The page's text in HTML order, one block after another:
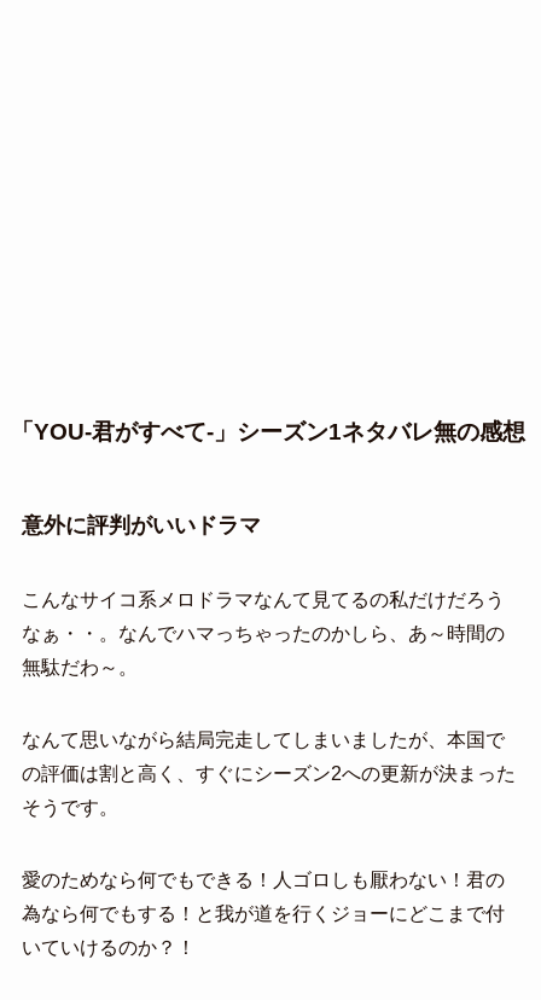
「YOU-君がすべて-」シーズン1ネタバレ無の感想
意外に評判がいいドラマ
こんなサイコ系メロドラマなんて見てるの私だけだろう
なぁ・・。なんでハマっちゃったのかしら、あ～時間の
無駄だわ～。
なんて思いながら結局完走してしまいましたが、本国で
の評価は割と高く、すぐにシーズン2への更新が決まった
そうです。
愛のためなら何でもできる！人ゴロしも厭わない！君の
為なら何でもする！と我が道を行くジョーにどこまで付
いていけるのか？！